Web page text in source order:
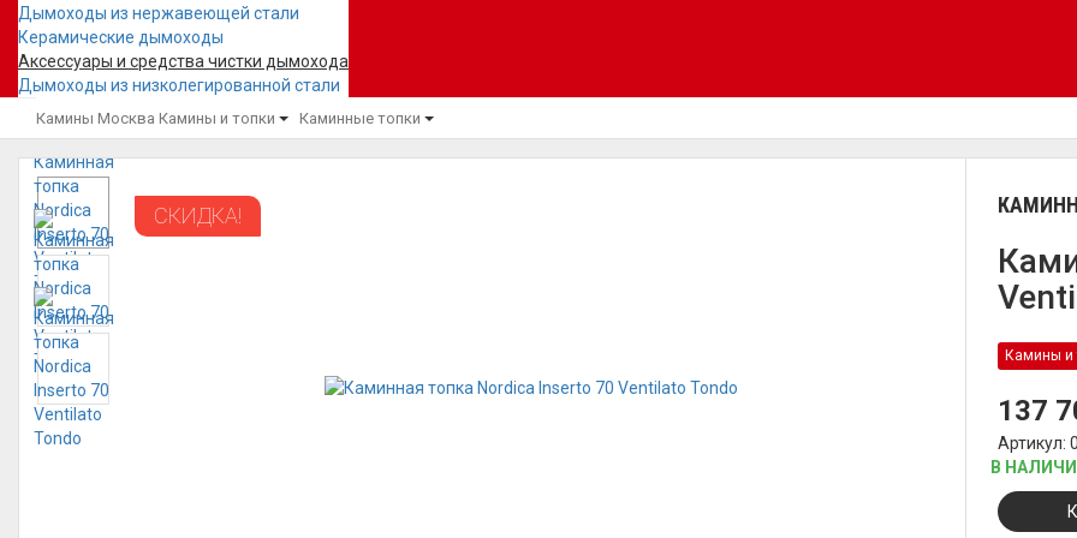
Дымоходы из нержавеющей стали
Керамические дымоходы
Аксессуары и средства чистки дымохода
Дымоходы из низколегированной стали
Камины Москва Камины и топки Каминные топки
СКИДКА!
Камины и
137
Артикул:
В